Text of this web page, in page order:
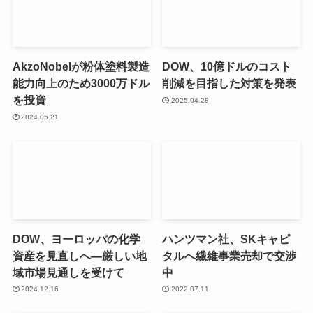
AkzoNobelが粉体塗料製造
能力向上のため3000万ドル
を投資
2024.05.21
DOW、10億ドルのコスト
削減を目指した対策を発表
2025.04.28
DOW、ヨーロッパの化学
資産を見直しへ—厳しい地
域市場見通しを受けて
2024.12.16
ハンツマン社、SKキャピ
タルへ繊維事業売却で交渉
中
2022.07.11